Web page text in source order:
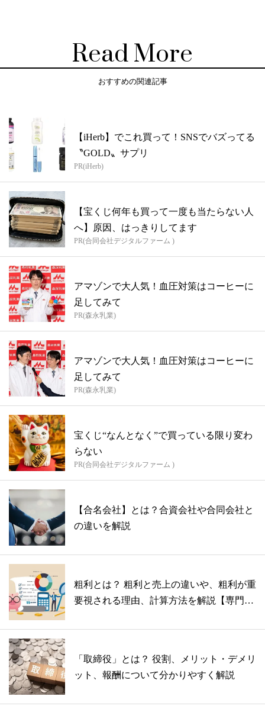
Read More
おすすめの関連記事
【iHerb】でこれ買って！SNSでバズってる
〝GOLD〟サプリ
PR(iHerb)
【宝くじ何年も買って一度も当たらない人
へ】原因、はっきりしてます
PR(合同会社デジタルファーム )
アマゾンで大人気！血圧対策はコーヒーに
足してみて
PR(森永乳業)
アマゾンで大人気！血圧対策はコーヒーに
足してみて
PR(森永乳業)
宝くじ“なんとなく”で買っている限り変わ
らない
PR(合同会社デジタルファーム )
【合名会社】とは？合資会社や合同会社と
の違いを解説
粗利とは？ 粗利と売上の違いや、粗利が重
要視される理由、計算方法を解説【専門家
「取締役」とは？ 役割、メリット・デメリ
ット、報酬について分かりやすく解説